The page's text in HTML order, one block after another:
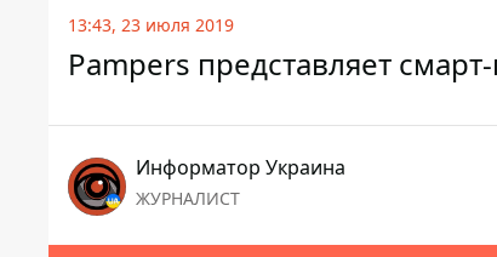
13:43, 23 июля 2019
Pampers представляет
Информатор Украина
ЖУРНАЛИСТ